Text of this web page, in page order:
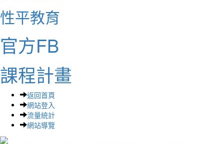
性平教育
官方FB
課程計畫
返回首頁
網站登入
流量統計
網站導覽